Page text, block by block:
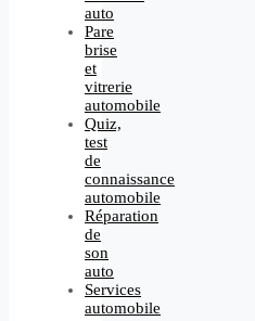
auto
Pare
brise
et
vitrerie
automobile
Quiz,
test
de
connaissance
automobile
Réparation
de
son
auto
Services
automobile